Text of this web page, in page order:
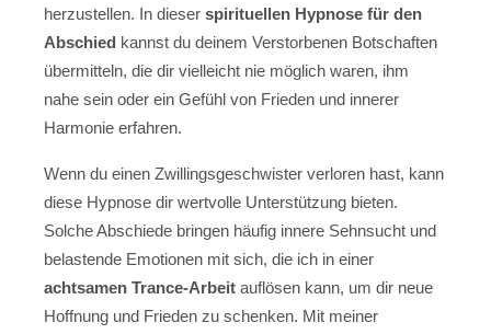
herzustellen. In dieser spirituellen Hypnose für den
Abschied kannst du deinem Verstorbenen Botschaften
übermitteln, die dir vielleicht nie möglich waren, ihm
nahe sein oder ein Gefühl von Frieden und innerer
Harmonie erfahren.
Wenn du einen Zwillingsgeschwister verloren hast, kann
diese Hypnose dir wertvolle Unterstützung bieten.
Solche Abschiede bringen häufig innere Sehnsucht und
belastende Emotionen mit sich, die ich in einer
achtsamen Trance-Arbeit auflösen kann, um dir neue
Hoffnung und Frieden zu schenken. Mit meiner